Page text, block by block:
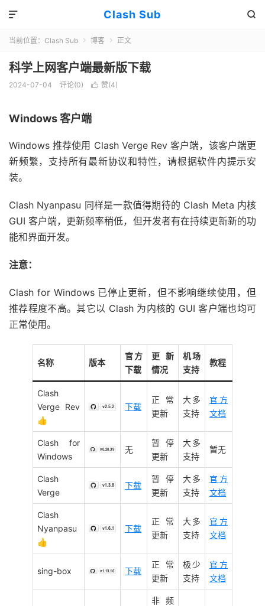
Clash Sub 

当前位置： Clash Sub  博客  正文
科学上网客户端最新版下载
2024-07-04 评论(0)  赞(4)
Windows 客户端
Windows 推荐使用 Clash Verge Rev 客户端，该客户端更
新频繁，支持所有最新协议和特性，请根据软件内提示安
装。
Clash Nyanpasu 同样是一款值得期待的 Clash Meta 内核
GUI 客户端，更新频率稍低，但开发者有在持续更新新的功
能和界面开发。
注意：
Clash for Windows 已停止更新，但不影响继续使用，但
推荐程度不高。其它以 Clash 为内核的 GUI 客户端也均可
正常使用。
名称 版本
官方
下载
更新
情况
机场
支持
教程
Clash
Verge Rev
👍
下载
正常
更新
大多
支持
官方
文档
Clash for
Windows
无
暂停
更新
大多
支持
暂无
Clash
Verge
下载
暂停
更新
大多
支持
官方
文档
Clash
Nyanpasu
👍
下载
正常
更新
大多
支持
官方
文档
sing-box 下载
正常
更新
极少
支持
官方
文档
非频